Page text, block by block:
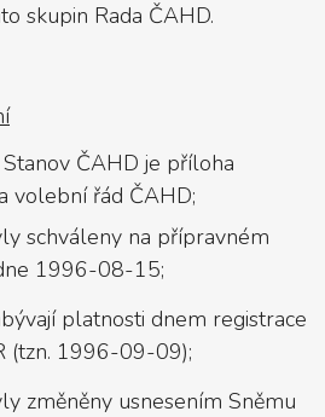
skupin Rada ČAHD.
ČAHD je příloha
volební řád ČAHD;
schváleny na přípravném
1996-08-15;
platnosti dnem registrace
(tzn. 1996-09-09);
změněny usnesením Sněmu